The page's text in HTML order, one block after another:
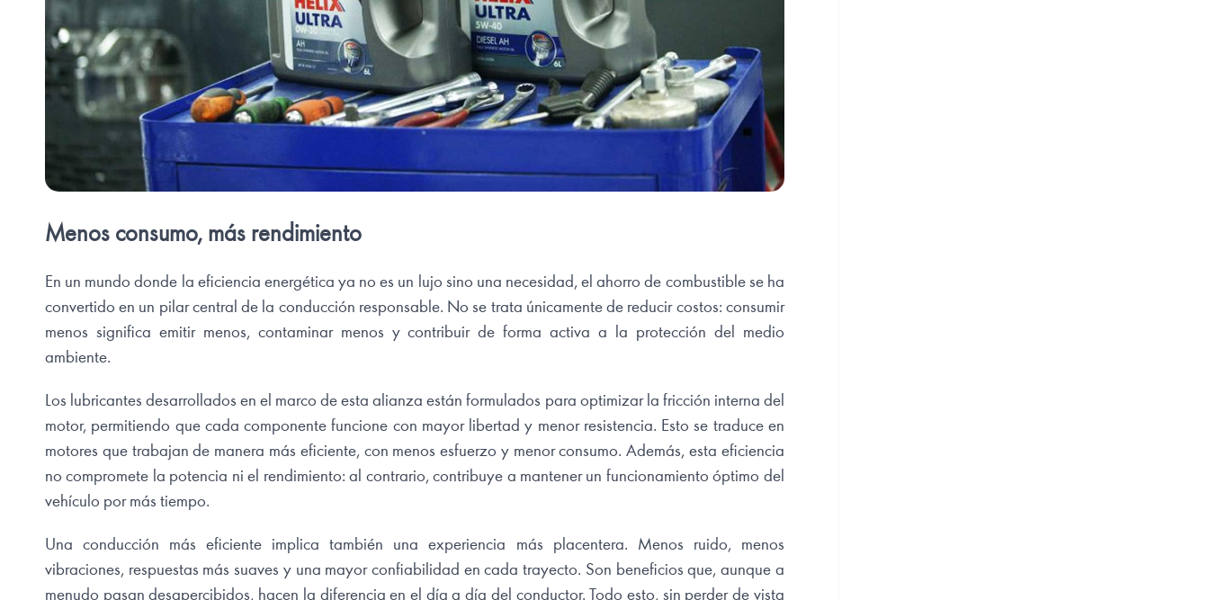
Menos consumo, más rendimiento
En un mundo donde la eficiencia energética ya no es un lujo sino una necesidad, el ahorro de combustible se ha
convertido en un pilar central de la conducción responsable. No se trata únicamente de reducir costos: consumir
menos significa emitir menos, contaminar menos y contribuir de forma activa a la protección del medio
ambiente.
Los lubricantes desarrollados en el marco de esta alianza están formulados para optimizar la fricción interna del
motor, permitiendo que cada componente funcione con mayor libertad y menor resistencia. Esto se traduce en
motores que trabajan de manera más eficiente, con menos esfuerzo y menor consumo. Además, esta eficiencia
no compromete la potencia ni el rendimiento: al contrario, contribuye a mantener un funcionamiento óptimo del
vehículo por más tiempo.
Una conducción más eficiente implica también una experiencia más placentera. Menos ruido, menos
vibraciones, respuestas más suaves y una mayor confiabilidad en cada trayecto. Son beneficios que, aunque a
menudo pasan desapercibidos, hacen la diferencia en el día a día del conductor. Todo esto, sin perder de vista